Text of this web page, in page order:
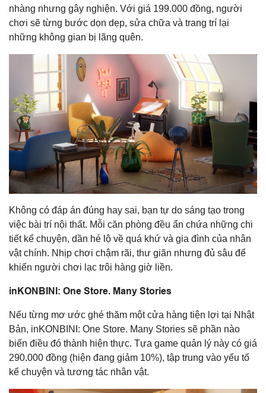
nhàng nhưng gây nghiện. Với giá 199.000 đồng, người
chơi sẽ từng bước dọn dẹp, sửa chữa và trang trí lại
những không gian bị lãng quên.
Không có đáp án đúng hay sai, bạn tự do sáng tạo trong
việc bài trí nội thất. Mỗi căn phòng đều ẩn chứa những chi
tiết kể chuyện, dần hé lộ về quá khứ và gia đình của nhân
vật chính. Nhịp chơi chậm rãi, thư giãn nhưng đủ sâu để
khiến người chơi lạc trôi hàng giờ liền.
inKONBINI: One Store. Many Stories
Nếu từng mơ ước ghé thăm một cửa hàng tiện lợi tại Nhật
Bản, inKONBINI: One Store. Many Stories sẽ phần nào
biến điều đó thành hiện thực. Tựa game quản lý này có giá
290.000 đồng (hiện đang giảm 10%), tập trung vào yếu tố
kể chuyện và tương tác nhân vật.